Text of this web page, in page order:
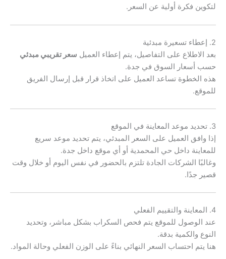
لتكوين فكرة أولية عن السعر.
2. إعطاء تسعيرة مبدئية
بعد الاطلاع على التفاصيل، يتم إعطاء العميل سعر تقريبي مبدئي
حسب أسعار السوق في جدة.
هذه الخطوة تساعد العميل على اتخاذ قرار قبل إرسال الفريق
للموقع.
3. تحديد موعد المعاينة في الموقع
إذا وافق العميل على السعر المبدئي، يتم تحديد موعد سريع
للمعاينة داخل حي المحمدية أو أي موقع داخل جدة.
وغالبًا الشركات الجادة تلتزم بالحضور في نفس اليوم أو خلال وقت
قصير جدًا.
4. المعاينة والتقييم الفعلي
عند الوصول للموقع يتم فحص السكراب بشكل مباشر، وتحديد
النوع والكمية بدقة.
هنا يتم احتساب السعر النهائي بناءً على الوزن الفعلي وحالة المواد.